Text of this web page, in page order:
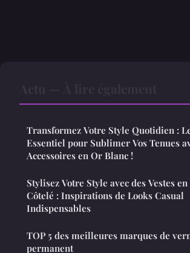
Transformez Votre Style Quotidien :
Essentiel pour Sublimer Vos Tenues
Accessoires en Or Blanc !
Stylisez Votre Style avec des Vestes
Côtelé : Inspirations de Looks Casual
Indispensables
TOP 5 des meilleures marques de
permanent